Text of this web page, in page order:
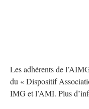
Les adhérents de
du « Dispositif
IMG et l’AMI. Plus